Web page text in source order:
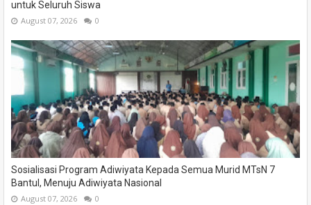
untuk Seluruh Siswa
August 07, 2026 0
Sosialisasi Program Adiwiyata Kepada Semua Murid MTsN 7
Bantul, Menuju Adiwiyata Nasional
August 07, 2026 0